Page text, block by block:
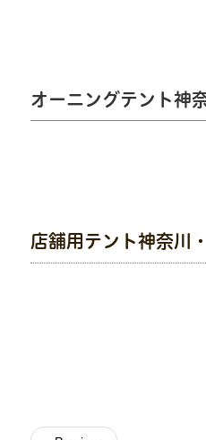
オーニングテント神
店舗用テント神奈川